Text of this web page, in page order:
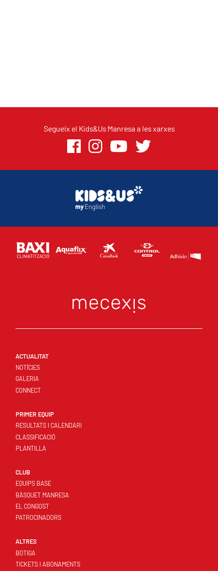
Segueix el Kids&Us Manresa a les xarxes
ACTUALITAT
NOTÍCIES
GALERIA
CONNECT
PRIMER EQUIP
RESULTATS I CALENDARI
CLASSIFICACIÓ
PLANTILLA
CLUB
EQUIPS BASE
BÀSQUET MANRESA
EL CONGOST
PATROCINADORS
ALTRES
BOTIGA
TICKETS I ABONAMENTS